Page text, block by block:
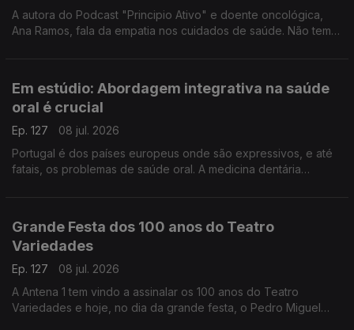
A autora do Podcast "Principio Ativo" e doente oncológica,
Ana Ramos, fala da empatia nos cuidados de saúde. Não tem
Em estúdio: Abordagem integrativa na saúde
oral é crucial
Ep. 127
08 jul. 2026
Portugal é dos países europeus onde são expressivos, e até
fatais, os problemas de saúde oral. A medicina dentária
Grande Festa dos 100 anos do Teatro
Variedades
Ep. 127
08 jul. 2026
A Antena 1 tem vindo a assinalar os 100 anos do Teatro
Variedades e hoje, no dia da grande festa, o Pedro Miguel